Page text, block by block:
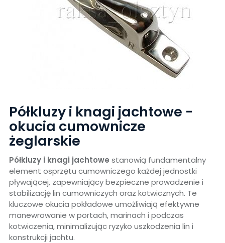
Półkluzy i knagi jachtowe -
okucia cumownicze
żeglarskie
Półkluzy i knagi jachtowe stanowią fundamentalny
element osprzętu cumowniczego każdej jednostki
pływającej, zapewniający bezpieczne prowadzenie i
stabilizację lin cumowniczych oraz kotwicznych. Te
kluczowe okucia pokładowe umożliwiają efektywne
manewrowanie w portach, marinach i podczas
kotwiczenia, minimalizując ryzyko uszkodzenia lin i
konstrukcji jachtu.